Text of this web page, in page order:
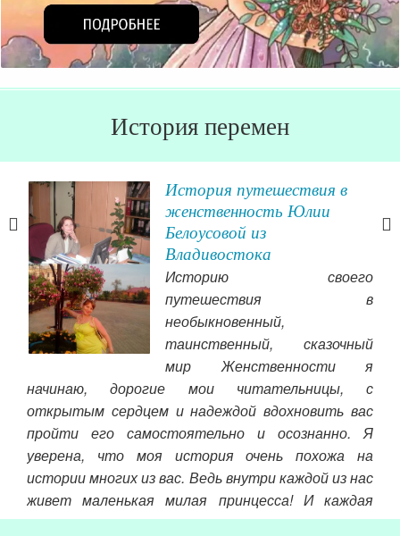
История перемен
по
История путешествия в
женственность Юлии
Белоусовой из
Владивостока
Историю своего
путешествия в
необыкновенный,
таинственный, сказочный
мир Женственности я
начинаю, дорогие мои читательницы, с
открытым сердцем и надеждой вдохновить вас
пройти его самостоятельно и осознанно. Я
уверена, что моя история очень похожа на
истории многих из вас. Ведь внутри каждой из нас
живет маленькая милая принцесса! И каждая
принцесса…